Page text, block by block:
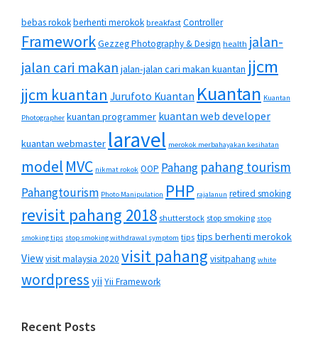
bebas rokokberhenti merokok breakfast Controller
FrameworkGezzeg Photography & Design health jalan-
jalan cari makan jalan-jalan cari makan kuantan jjcm
jjcm kuantan Jurufoto Kuantan Kuantan Kuantan
Photographer kuantan programmer kuantan web developer
kuantan webmaster laravel merokok merbahayakan kesihatan
model MVC nikmat rokok OOP Pahang pahang tourism
Pahangtourism Photo Manipulation PHP rajalanun retired smoking
revisit pahang 2018 shutterstock stop smoking stop
smoking tips stop smoking withdrawal symptom tips tips berhenti merokok
Viewvisit malaysia 2020 visit pahang visitpahang white
wordpress yii Yii Framework
Recent Posts